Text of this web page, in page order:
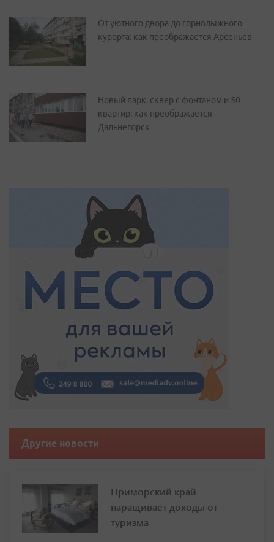
От уютного двора до горнолыжного
курорта: как преображается Арсеньев
Новый парк, сквер с фонтаном и 50
квартир: как преображается
Дальнегорск
Другие новости
Приморский край
наращивает доходы от
туризма